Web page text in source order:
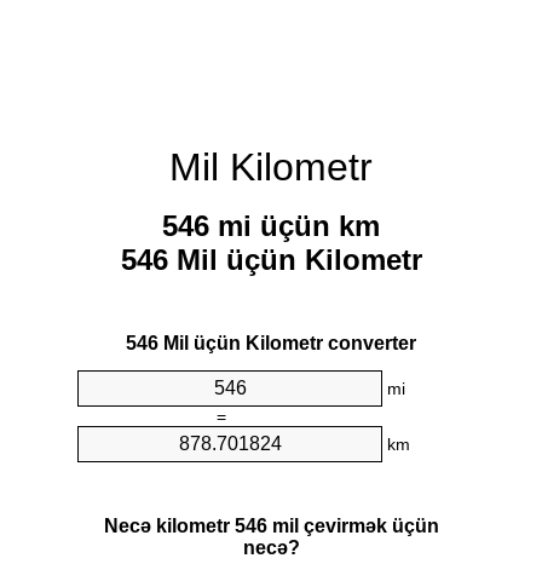
Mil Kilometr
546 mi üçün km
546 Mil üçün Kilometr
546 Mil üçün Kilometr converter
mi
=
km
Necə kilometr 546 mil çevirmək üçün
necə?